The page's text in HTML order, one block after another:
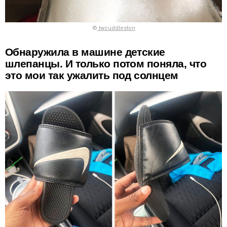
© twcuddleston
Обнаружила в машине детские
шлепанцы. И только потом поняла, что
это мои так ужалить под солнцем